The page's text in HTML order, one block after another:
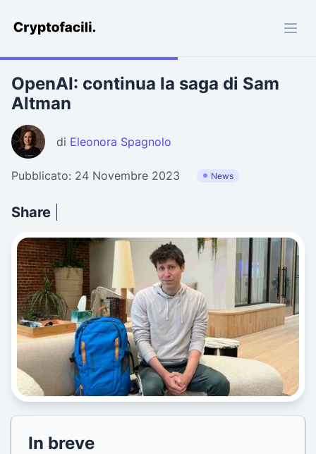
Cryptofacili.com
OpenAI: continua la saga di Sam
Altman
di Eleonora Spagnolo
Pubblicato: 24 Novembre 2023 News
Share
In breve